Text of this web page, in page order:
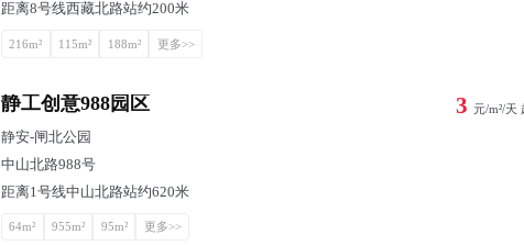
距离8号线西藏北路站约200米
216m² 115m² 188m² 更多>>
静工创意988园区 3 元/m²/天
静安-闸北公园
中山北路988号
距离1号线中山北路站约620米
64m² 955m² 95m² 更多>>